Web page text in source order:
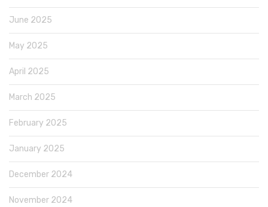
June 2025
May 2025
April 2025
March 2025
February 2025
January 2025
December 2024
November 2024